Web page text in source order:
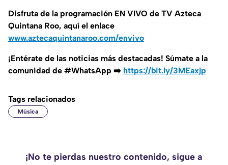
Disfruta de la programación EN VIVO de TV Azteca
Quintana Roo, aquí el enlace
www.aztecaquintanaroo.com/envivo
¡Entérate de las noticias más destacadas! Súmate a la
comunidad de #WhatsApp ➡️ https://bit.ly/3MEaxjp
Tags relacionados
Música
¡No te pierdas nuestro contenido, sigue a